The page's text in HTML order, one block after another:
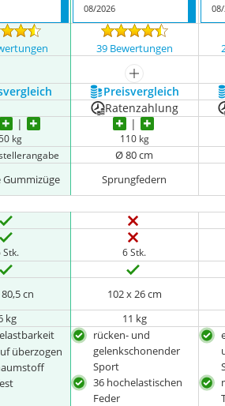
08/2026
39 Bewertungen
mehr anzeigen
Preis­vergleich
Ratenzahlung
kg 110 kg
Ø 80 cm
Gummizüge Sprungfedern
Stk. 6 Stk.
cn 102 x 26 cm
kg 11 kg
überzogen
rücken- und
gelenkschonender
Sport
36 hochelastischen
Feder